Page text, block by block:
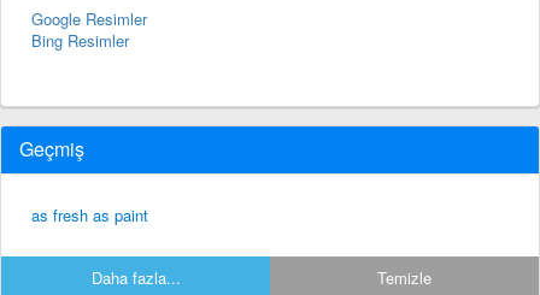
Google Resimler
Bing Resimler
Geçmiş
as fresh as paint
Daha fazla... Temizle